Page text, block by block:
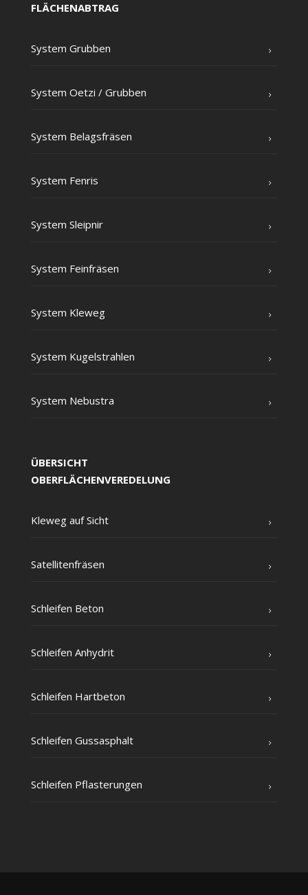
FLÄCHENABTRAG
Sys­tem Grubben
Sys­tem Oet­zi /​ Grub­ben
Sys­tem Belagsfräsen
Sys­tem Fenris
Sys­tem Sleipnir
Sys­tem Feinfräsen
Sys­tem Kleweg
Sys­tem Kugelstrahlen
Sys­tem Nebustra
ÜBERSICHT
OBERFLÄCHENVEREDELUNG
Kle­weg auf Sicht
Satel­li­ten­frä­sen
Schlei­fen Beton
Schlei­fen Anhydrit
Schlei­fen Hartbeton
Schlei­fen Gussasphalt
Schlei­fen Pflasterungen